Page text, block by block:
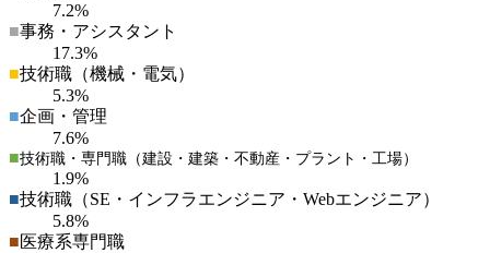
7.2%
■事務・アシスタント
17.3%
■技術職（機械・電気）
5.3%
■企画・管理
7.6%
■技術職・専門職（建設・建築・不動産・プラント・工場）
1.9%
■技術職（SE・インフラエンジニア・Webエンジニア）
5.8%
■医療系専門職